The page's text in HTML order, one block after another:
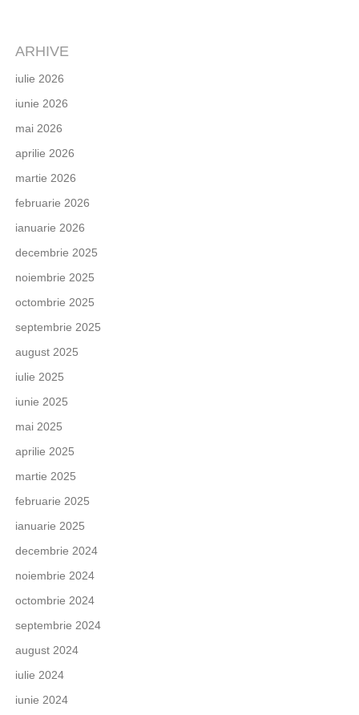
ARHIVE
iulie 2026
iunie 2026
mai 2026
aprilie 2026
martie 2026
februarie 2026
ianuarie 2026
decembrie 2025
noiembrie 2025
octombrie 2025
septembrie 2025
august 2025
iulie 2025
iunie 2025
mai 2025
aprilie 2025
martie 2025
februarie 2025
ianuarie 2025
decembrie 2024
noiembrie 2024
octombrie 2024
septembrie 2024
august 2024
iulie 2024
iunie 2024